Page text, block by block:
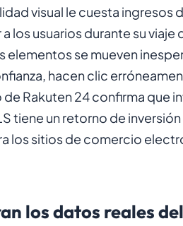
visual le cuesta ingresos
los usuarios durante su viaje
elementos se mueven
hacen clic
Rakuten 24 confirma que
tiene un retorno de
los sitios de comercio
los datos reales